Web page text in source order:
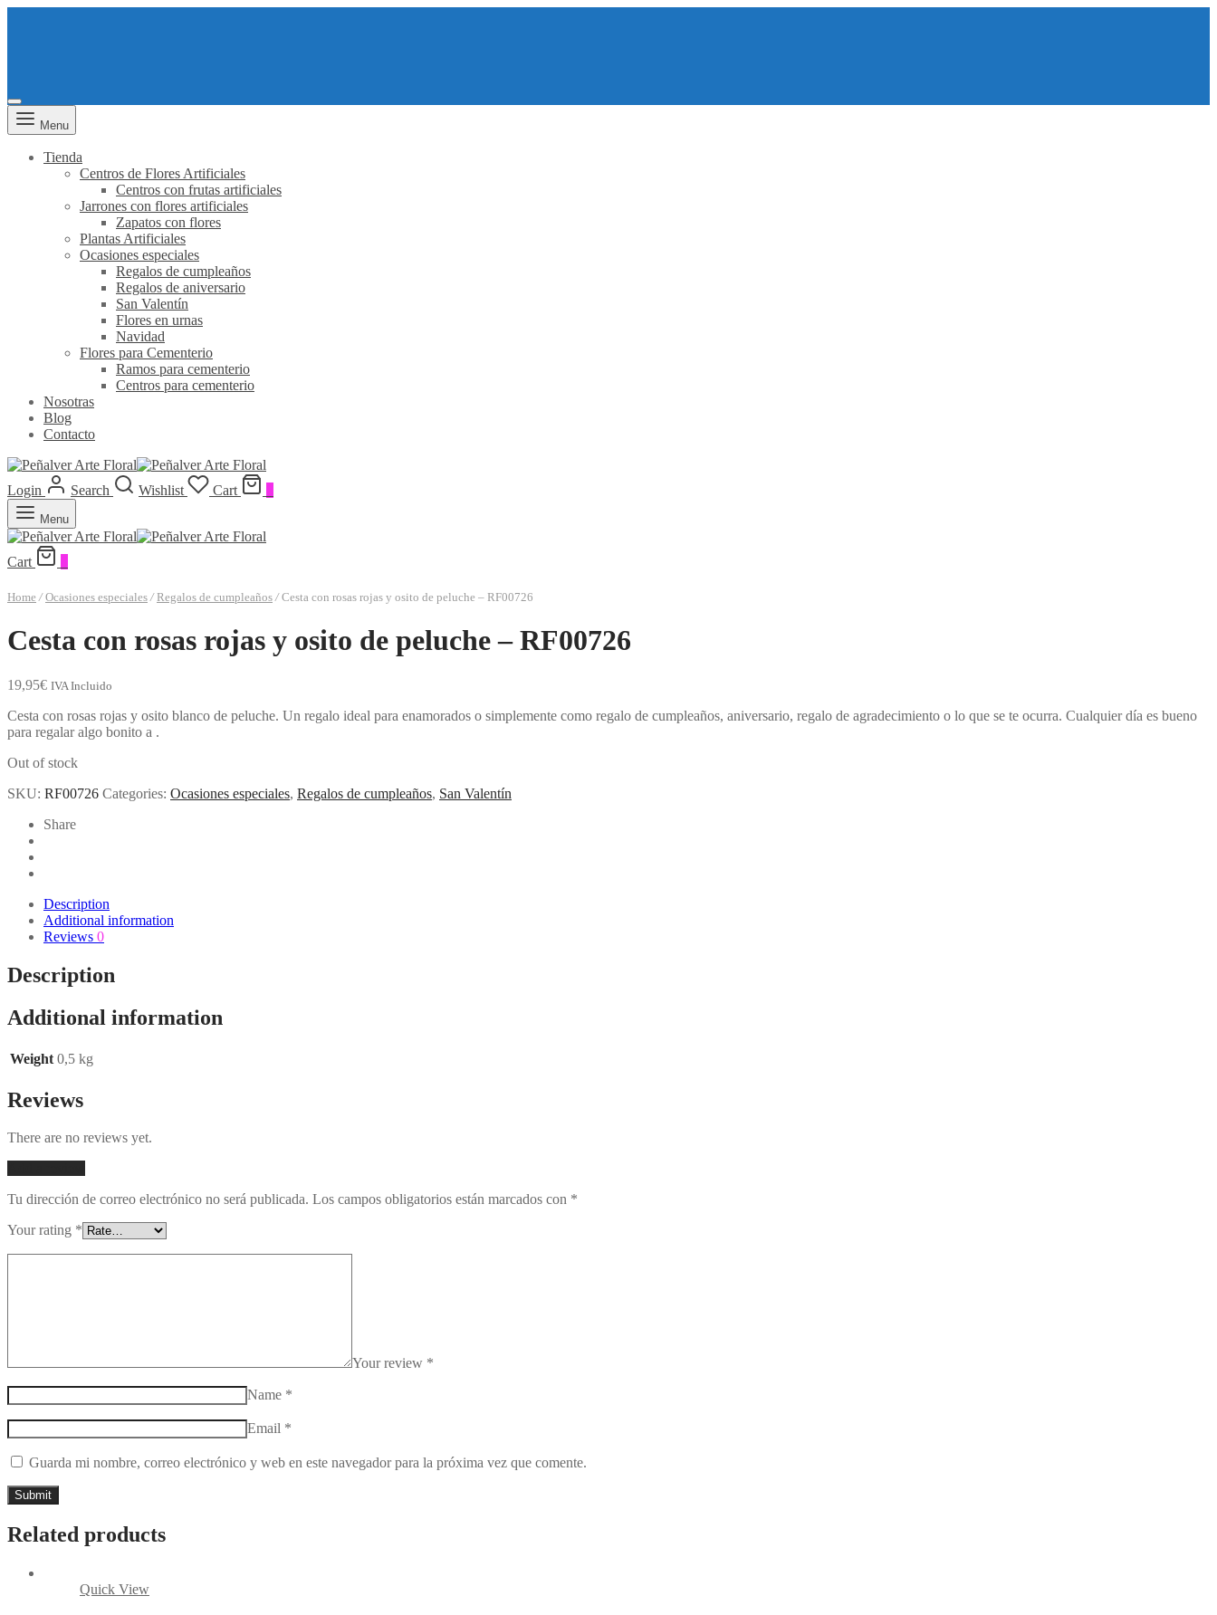
Menu
Tienda
Centros de Flores Artificiales
Centros con frutas artificiales
Jarrones con flores artificiales
Zapatos con flores
Plantas Artificiales
Ocasiones especiales
Regalos de cumpleaños
Regalos de aniversario
San Valentín
Flores en urnas
Navidad
Flores para Cementerio
Ramos para cementerio
Centros para cementerio
Nosotras
Blog
Contacto
Login Search Wishlist Cart
Menu
Cart
Home / Ocasiones especiales / Regalos de cumpleaños /Cesta con rosas rojas y osito de peluche – RF00726
Cesta con rosas rojas y osito de peluche – RF00726
19,95€ IVA Incluido
Cesta con rosas rojas y osito blanco de peluche. Un regalo ideal para enamorados o simplemente como regalo de cumpleaños, aniversario, regalo de agradecimiento o lo que se te ocurra. Cualquier día es bueno
para regalar algo bonito a .
Out of stock
SKU: RF00726 Categories: Ocasiones especiales, Regalos de cumpleaños, San Valentín
Share
Description
Additional information
Reviews 0
Description
Additional information
Weight 0,5 kg
Reviews
There are no reviews yet.
Tu dirección de correo electrónico no será publicada. Los campos obligatorios están marcados con *
Your rating *
Your review *
Name *
Email *
Guarda mi nombre, correo electrónico y web en este navegador para la próxima vez que comente.
Related products
Quick View